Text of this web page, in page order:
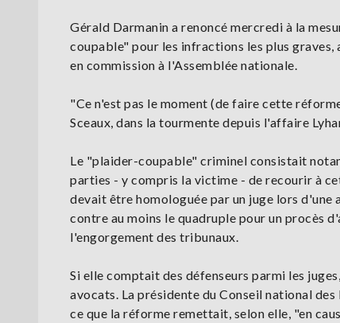
Gérald Darmanin a renoncé mercredi à la
coupable" pour les infractions les plus
en commission à l'Assemblée nationale.
"Ce n'est pas le moment (de faire cette
Sceaux, dans la tourmente depuis l'affaire
Le "plaider-coupable" criminel consistait
parties - y compris la victime - de recourir à
devait être homologuée par un juge lors d'une
contre au moins le quadruple pour un procès
l'engorgement des tribunaux.
Si elle comptait des défenseurs parmi les
avocats. La présidente du Conseil national
ce que la réforme remettait, selon elle, "en